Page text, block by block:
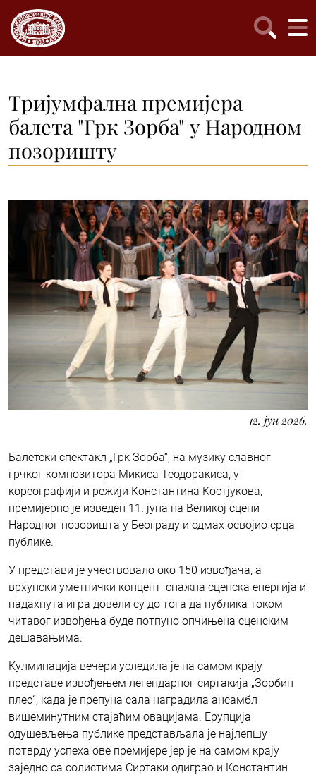
Тријумфална премијера
балета "Грк Зорба" у Народном
позоришту
12. јун 2026.
Балетски спектакл „Грк Зорба“, на музику славног
грчког композитора Микиса Теодоракиса, у
кореографији и режији Константина Костјукова,
премијерно је изведен 11. јуна на Великој сцени
Народног позоришта у Београду и одмах освојио срца
публике.
У представи је учествовало око 150 извођача, а
врхунски уметнички концепт, снажна сценска енергија и
надахнута игра довели су до тога да публика током
читавог извођења буде потпуно опчињена сценским
дешавањима.
Кулминација вечери уследила је на самом крају
представе извођењем легендарног сиртакија „Зорбин
плес“, када је препуна сала наградила ансамбл
вишеминутним стајаћим овацијама. Ерупција
одушевљења публике представљала је најлепшу
потврду успеха ове премијере јер је на самом крају
заједно са солистима Сиртаки одиграо и Константин